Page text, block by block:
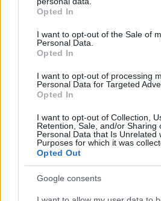
grant or deny consent to Google and
use your data for below specified
consent section.
Opted In
I want to opt-out of the Sale of
Personal Data.
Opted In
I want to opt-out of processing
Personal Data for Targeted
Opted In
I want to opt-out of Collection,
Retention, Sale, and/or Sharing
Personal Data that Is Unrelated
Purposes for which it was
Opted Out
Google consents